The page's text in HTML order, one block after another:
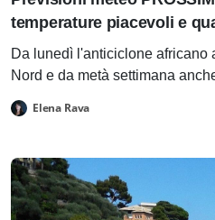
temperature piacevoli e
Da lunedì l'anticiclone africano
Nord e da metà settimana
Elena Rava